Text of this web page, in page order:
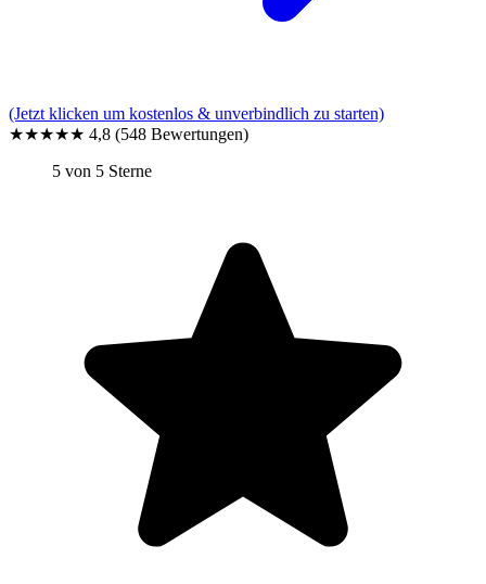
(Jetzt klicken um kostenlos & unverbindlich zu starten)
★★★★★ 4,8 (548 Bewertungen)
5 von 5 Sterne